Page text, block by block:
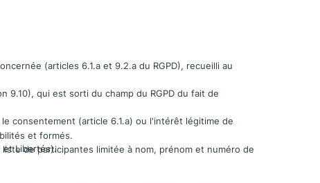
(articles 6.1.a et 9.2.a du RGPD), recueilli au
qui est sorti du champ du RGPD du fait de
consentement (article 6.1.a) ou l'intérêt légitime de
et Libertés).
et formés.
de participantes limitée à nom, prénom et numéro de